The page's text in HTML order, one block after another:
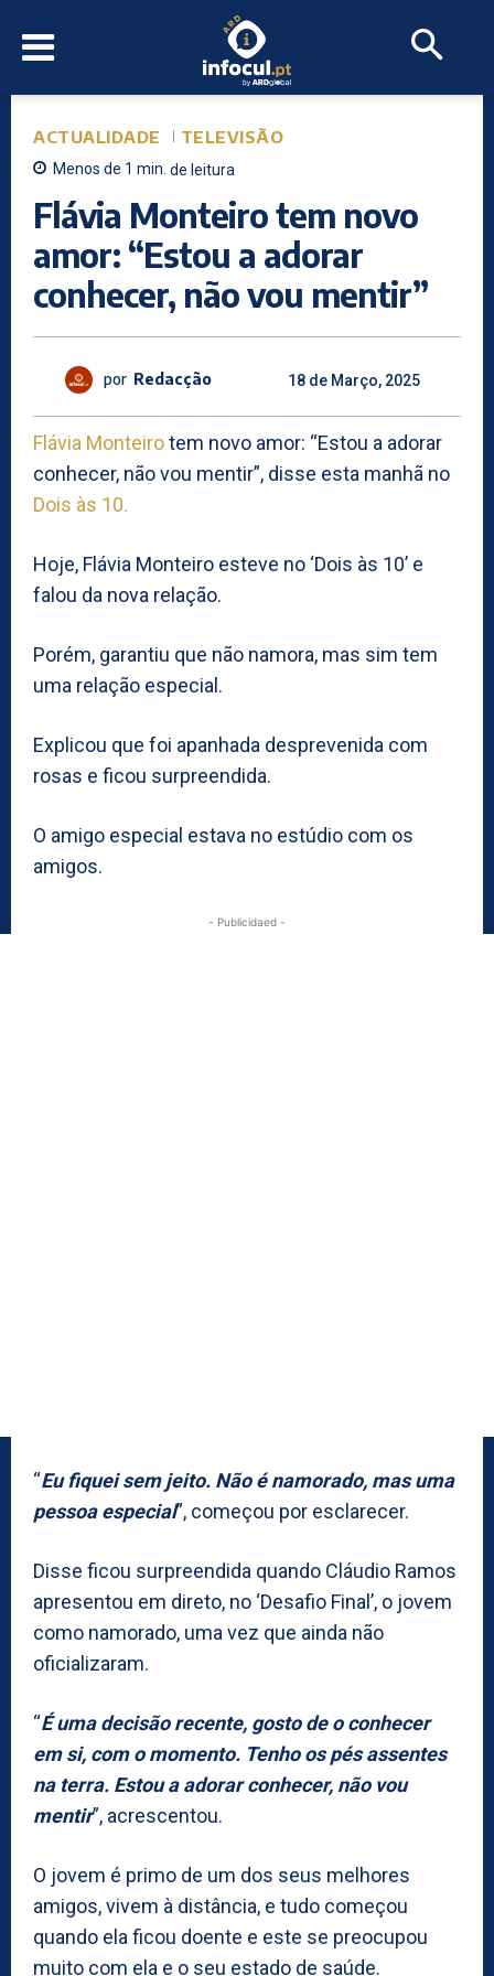
ACTUALIDADE TELEVISÃO
Menos de 1 min. de leitura
Flávia Monteiro tem novo
amor: “Estou a adorar
conhecer, não vou mentir”
por Redacção 18 de Março, 2025
Flávia Monteirotem novo amor: “Estou a adorar
conhecer, não vou mentir”, disse esta manhã no
Dois às 10.
Hoje, Flávia Monteiro esteve no ‘Dois às 10’ e
falou da nova relação.
Porém, garantiu que não namora, mas sim tem
uma relação especial.
Explicou que foi apanhada desprevenida com
rosas e ficou surpreendida.
O amigo especial estava no estúdio com os
amigos.
- Publicidaed -
“Eu fiquei sem jeito. Não é namorado, mas uma
pessoa especial”, começou por esclarecer.
Disse ficou surpreendida quando Cláudio Ramos
apresentou em direto, no ‘Desafio Final’, o jovem
como namorado, uma vez que ainda não
oficializaram.
“É uma decisão recente, gosto de o conhecer
em si, com o momento. Tenho os pés assentes
na terra. Estou a adorar conhecer, não vou
mentir”, acrescentou.
O jovem é primo de um dos seus melhores
amigos, vivem à distância, e tudo começou
quando ela ficou doente e este se preocupou
muito com ela e o seu estado de saúde.